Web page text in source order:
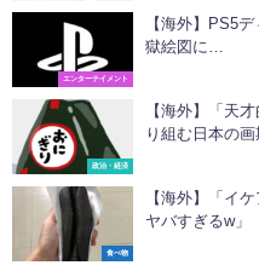
エンターテイメント
【海外】PS5
獄絵図に…
政治・経済
【海外】「天
り組む日本の
食べ物
【海外】「イ
ヤバすぎるw」